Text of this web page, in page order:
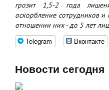
грозит 1,5-2 года
оскорбление сотрудников
отношении них - до 5 лет
Telegram Вконтакте
Новости сегодня